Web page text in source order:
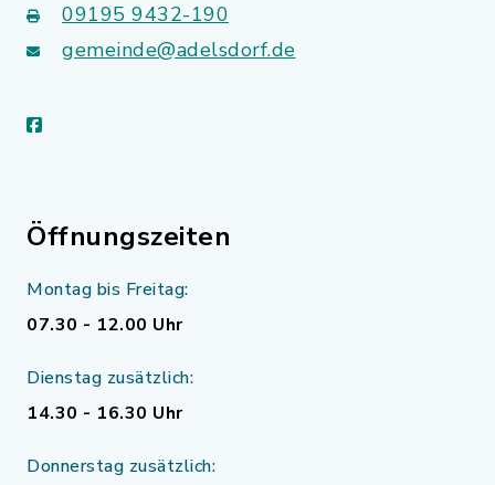
09195 9432-190
gemeinde@adelsdorf.de
facebook
Öffnungszeiten
Montag bis Freitag:
07.30 - 12.00 Uhr
Dienstag zusätzlich:
14.30 - 16.30 Uhr
Donnerstag zusätzlich: